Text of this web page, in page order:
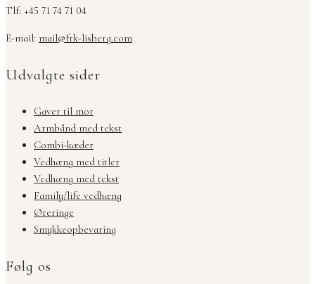
Tlf: +45 71 74 71 04
E-mail: mail@frk-lisberg.com
Udvalgte sider
Gaver til mor
Armbånd med tekst
Combi-kæder
Vedhæng med titler
Vedhæng med tekst
Family/life vedhæng
Øreringe
Smykkeopbevaring
Følg os